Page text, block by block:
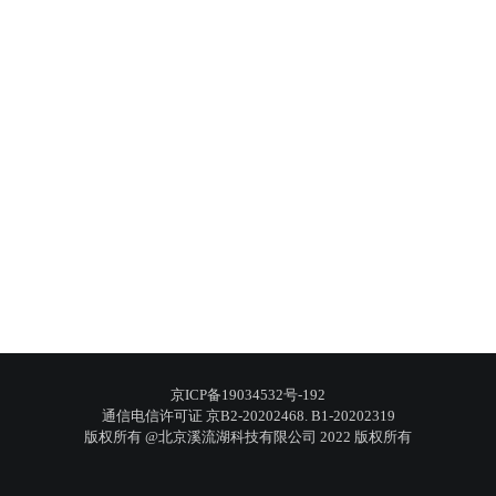
京ICP备19034532号-192
通信电信许可证 京B2-20202468. B1-20202319
版权所有 @北京溪流湖科技有限公司 2022 版权所有